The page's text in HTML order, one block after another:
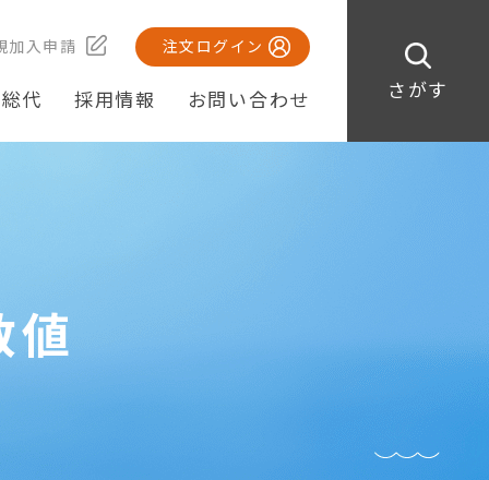
さがす
加入申請 注文ログイン
代 採用情報 お問い合わせ
値